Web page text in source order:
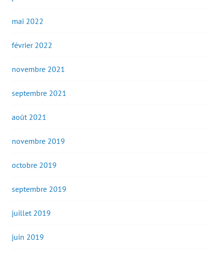
mai 2022
février 2022
novembre 2021
septembre 2021
août 2021
novembre 2019
octobre 2019
septembre 2019
juillet 2019
juin 2019